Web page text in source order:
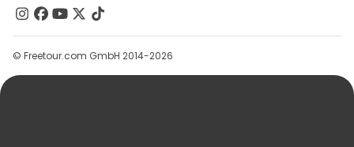
Contacto
Grupos
Ayuda
© Freetour.com GmbH 2014-2026